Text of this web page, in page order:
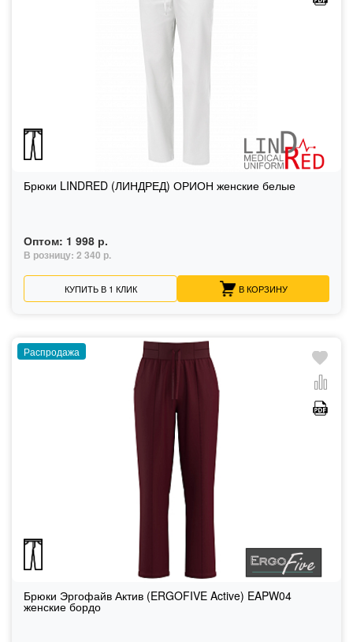
Брюки LINDRED (ЛИНДРЕД) ОРИОН женские белые
Оптом: 1 998 р.
В розницу: 2 340 р.
КУПИТЬ В 1 КЛИК В КОРЗИНУ
Распродажа
Брюки Эргофайв Актив (ERGOFIVE Active) EAPW04
женские бордо